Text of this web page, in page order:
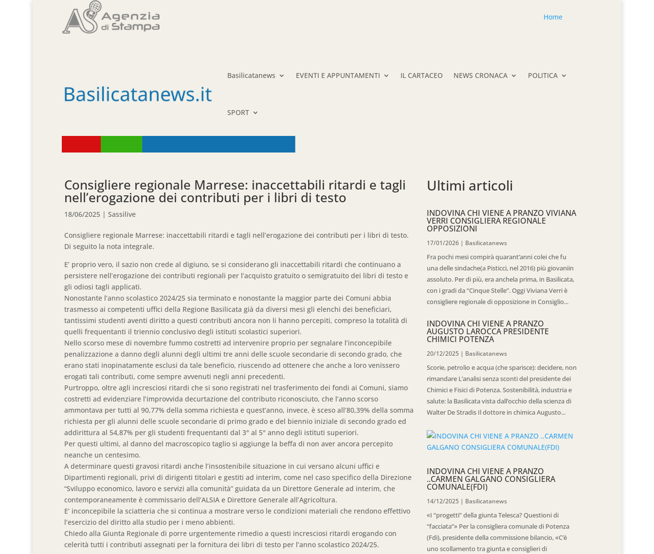
Home
Basilicatanews EVENTI E APPUNTAMENTI IL CARTACEO NEWS CRONACA POLITICA
SPORT
Consigliere regionale Marrese: inaccettabili ritardi e tagli
nell’erogazione dei contributi per i libri di testo
18/06/2025 |Sassilive
Consigliere regionale Marrese: inaccettabili ritardi e tagli nell’erogazione dei contributi per i libri di testo.
Di seguito la nota integrale.
E’ proprio vero, il sazio non crede al digiuno, se si considerano gli inaccettabili ritardi che continuano a
persistere nell’erogazione dei contributi regionali per l’acquisto gratuito o semigratuito dei libri di testo e
gli odiosi tagli applicati.
Nonostante l’anno scolastico 2024/25 sia terminato e nonostante la maggior parte dei Comuni abbia
trasmesso ai competenti uffici della Regione Basilicata già da diversi mesi gli elenchi dei beneficiari,
tantissimi studenti aventi diritto a questi contributi ancora non li hanno percepiti, compreso la totalità di
quelli frequentanti il triennio conclusivo degli istituti scolastici superiori.
Nello scorso mese di novembre fummo costretti ad intervenire proprio per segnalare l’inconcepibile
penalizzazione a danno degli alunni degli ultimi tre anni delle scuole secondarie di secondo grado, che
erano stati inopinatamente esclusi da tale beneficio, riuscendo ad ottenere che anche a loro venissero
erogati tali contributi, come sempre avvenuti negli anni precedenti.
Purtroppo, oltre agli incresciosi ritardi che si sono registrati nel trasferimento dei fondi ai Comuni, siamo
costretti ad evidenziare l’improvvida decurtazione del contributo riconosciuto, che l’anno scorso
ammontava per tutti al 90,77% della somma richiesta e quest’anno, invece, è sceso all’80,39% della somma
richiesta per gli alunni delle scuole secondarie di primo grado e del biennio iniziale di secondo grado ed
addirittura al 54,87% per gli studenti frequentanti dal 3° al 5° anno degli istituti superiori.
Per questi ultimi, al danno del macroscopico taglio si aggiunge la beffa di non aver ancora percepito
neanche un centesimo.
A determinare questi gravosi ritardi anche l’insostenibile situazione in cui versano alcuni uffici e
Dipartimenti regionali, privi di dirigenti titolari e gestiti ad interim, come nel caso specifico della Direzione
“Sviluppo economico, lavoro e servizi alla comunità” guidata da un Direttore Generale ad interim, che
contemporaneamente è commissario dell’ALSIA e Direttore Generale all’Agricoltura.
E’ inconcepibile la sciatteria che si continua a mostrare verso le condizioni materiali che rendono effettivo
l’esercizio del diritto alla studio per i meno abbienti.
Chiedo alla Giunta Regionale di porre urgentemente rimedio a questi incresciosi ritardi erogando con
celerità tutti i contributi assegnati per la fornitura dei libri di testo per l’anno scolastico 2024/25.
Ultimi articoli
INDOVINA CHI VIENE A PRANZO VIVIANA
VERRI CONSIGLIERA REGIONALE
OPPOSIZIONI
17/01/2026| Basilicatanews
Fra pochi mesi compirà quarant’anni colei che fu
una delle sindache(a Pisticci, nel 2016) più giovaniin
assoluto. Per di più, era anchela prima, in Basilicata,
con i gradi da “Cinque Stelle”. Oggi Viviana Verri è
consigliere regionale di opposizione in Consiglio...
INDOVINA CHI VIENE A PRANZO
AUGUSTO LAROCCA PRESIDENTE
CHIMICI POTENZA
20/12/2025 | Basilicatanews
Scorie, petrolio e acqua (che sparisce): decidere, non
rimandare L’analisi senza sconti del presidente dei
Chimici e Fisici di Potenza. Sostenibilità, industria e
salute: la Basilicata vista dall’occhio della scienza di
Walter De Stradis Il dottore in chimica Augusto...
INDOVINA CHI VIENE A PRANZO
..CARMEN GALGANO CONSIGLIERA
COMUNALE(FDI)
14/12/2025 | Basilicatanews
«I “progetti” della giunta Telesca? Questioni di
“facciata”» Per la consigliera comunale di Potenza
(Fdi), presidente della commissione bilancio, «C’è
uno scollamento tra giunta e consiglieri di